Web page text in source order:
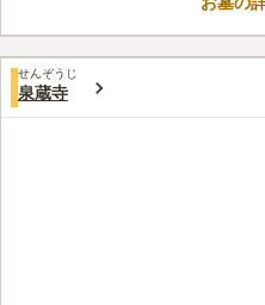
体のお地蔵さんがいて、
口コミ評価
この霊園はまだ誰からも評価されて
せんぞうじ
泉蔵寺